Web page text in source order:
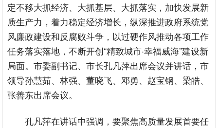
定不移大抓经济、大抓基层、大抓落实，加快发展新
质生产力，着力稳定经济增长，纵深推进政府系统党
风廉政建设和反腐败斗争，以过硬作风推动各项工作
任务落实落地，不断开创“精致城市·幸福威海”建设新
局面。市委副书记、市长孔凡萍出席会议并讲话，市
领导孙慧茹、林强、董晓飞、邓勇、赵宝钢、梁皓、
张善东出席会议。
孔凡萍在讲话中强调，要聚焦高质量发展首要任